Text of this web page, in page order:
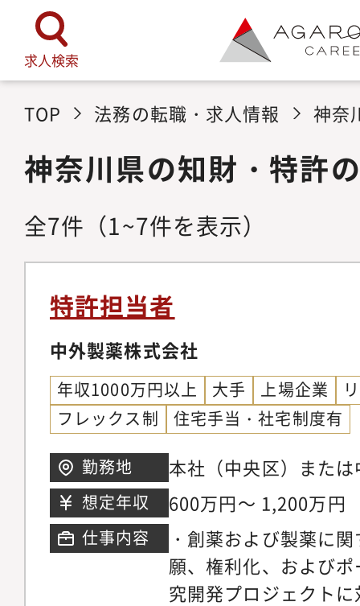
求人検索
TOP 法務の転職・求人情報 神奈
神奈川県の知財・特許
全7件 （1~7件を表示）
特許担当者
中外製薬株式会社
年収1000万円以上 大手 上場企業
フレックス制
住宅手当・社宅制度有
勤務地
本社（中央区）また
パーク横浜
想定年収 600万円～ 1,200万円
仕事内容
・創薬および製薬に
願、権利化、および
究開発プロジェクト